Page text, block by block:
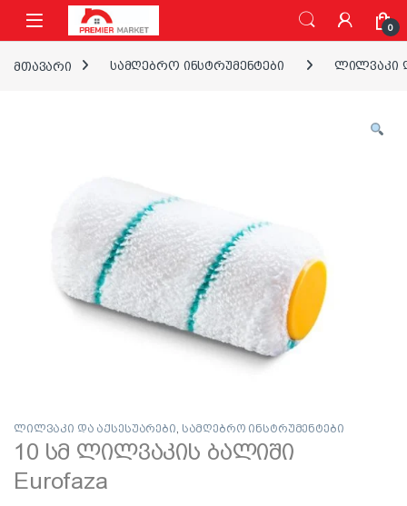
ნავიგაციაზე გადასვლა
შინაარსზე გადასვლა
0
მთავარი სამღებრო ინსტრუმენტები ლილვაკი
ლილვაკი და აქსესუარები, სამღებრო ინსტრუმენტები
10 სმ ლილვაკის ბალიში
Eurofaza